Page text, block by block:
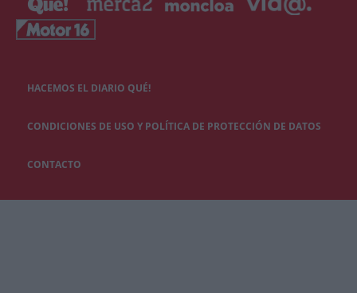
HACEMOS EL DIARIO QUÉ!
CONDICIONES DE USO Y POLÍTICA DE PROTECCIÓN DE DATOS
CONTACTO